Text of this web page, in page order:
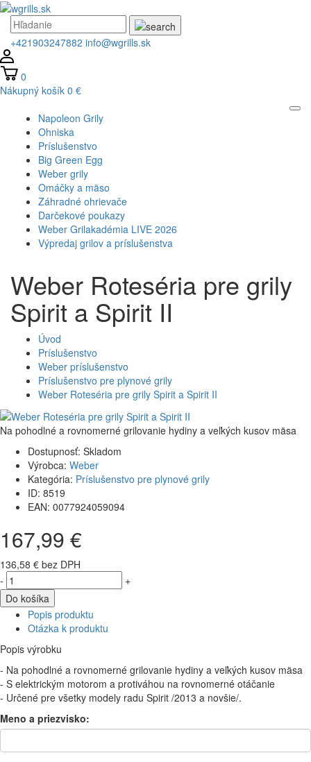
+421903247882 info@wgrills.sk
0
Nákupný košík 0 €
Napoleon Grily
Ohniska
Príslušenstvo
Big Green Egg
Weber grily
Omáčky a mäso
Záhradné ohrievače
Darčekové poukazy
Weber Grilakadémia LIVE 2026
Výpredaj grilov a príslušenstva
Weber Roteséria pre grily
Spirit a Spirit II
Úvod
Príslušenstvo
Weber príslušenstvo
Príslušenstvo pre plynové grily
Weber Roteséria pre grily Spirit a Spirit II
Na pohodlné a rovnomerné grilovanie hydiny a veľkých kusov mäsa
Dostupnosť: Skladom
Výrobca: Weber
Kategória: Príslušenstvo pre plynové grily
ID: 8519
EAN: 0077924059094
167,99 €
136,58 € bez DPH
-
+
Do košíka
Popis produktu
Otázka k produktu
Popis výrobku
- Na pohodlné a rovnomerné grilovanie hydiny a veľkých kusov mäsa
- S elektrickým motorom a protiváhou na rovnomerné otáčanie
- Určené pre všetky modely radu Spirit /2013 a novšie/.
Meno a priezvisko: